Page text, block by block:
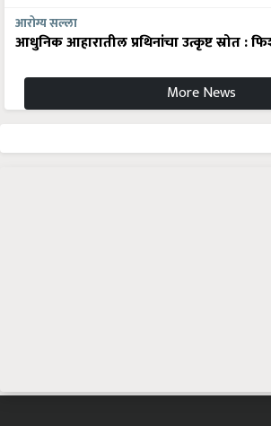
आरोग्य सल्ला
आधुनिक आहारातील प्रथिनांचा उत्कृष्ट स्रोत :
More News